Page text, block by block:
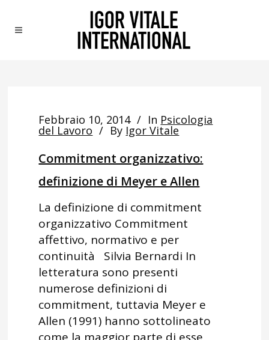
Febbraio 10, 2014 In Psicologia
del Lavoro By Igor Vitale
Commitment organizzativo:
definizione di Meyer e Allen
La definizione di commitment
organizzativo Commitment
affettivo, normativo e per
continuità Silvia Bernardi In
letteratura sono presenti
numerose definizioni di
commitment, tuttavia Meyer e
Allen (1991) hanno sottolineato